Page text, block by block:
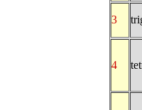
3
4